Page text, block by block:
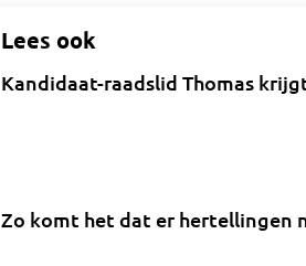
Lees ook
Kandidaat-raadslid Thomas
Zo komt het dat er hertellingen